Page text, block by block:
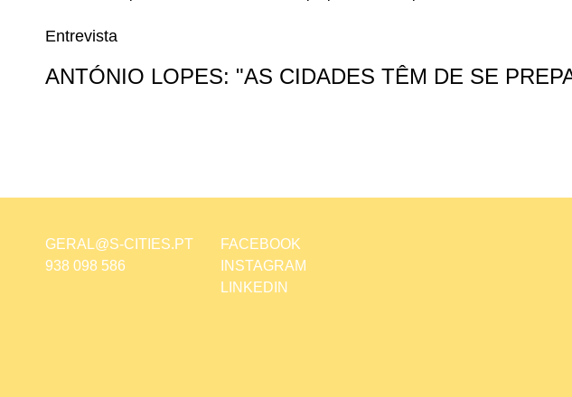
Entrevista
ANTÓNIO LOPES: "AS CIDADES TÊM DE SE
GERAL@S-CITIES.PT
938 098 586
FACEBOOK
INSTAGRAM
LINKEDIN